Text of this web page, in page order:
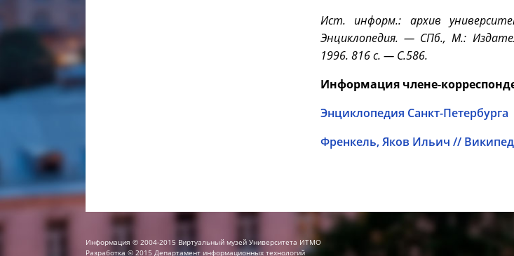
Ист. информ.: архив
Энциклопедия. — СПб., М.:
1996. 816 с. — С.586.
Информация члене-
Энциклопедия Санкт-Петербурга
Френкель, Яков Ильич //
Информация © 2004-2015 Виртуальный музей Университета ИТМО
Разработка © 2015 Департамент информационных технологий